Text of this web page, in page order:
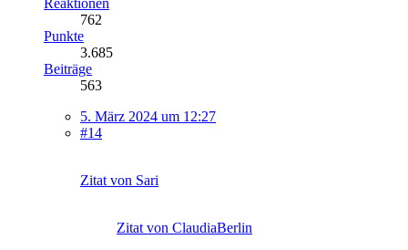
Reaktionen
762
Punkte
3.685
Beiträge
563
5. März 2024 um 12:27
#14
Zitat von Sari
Zitat von ClaudiaBerlin